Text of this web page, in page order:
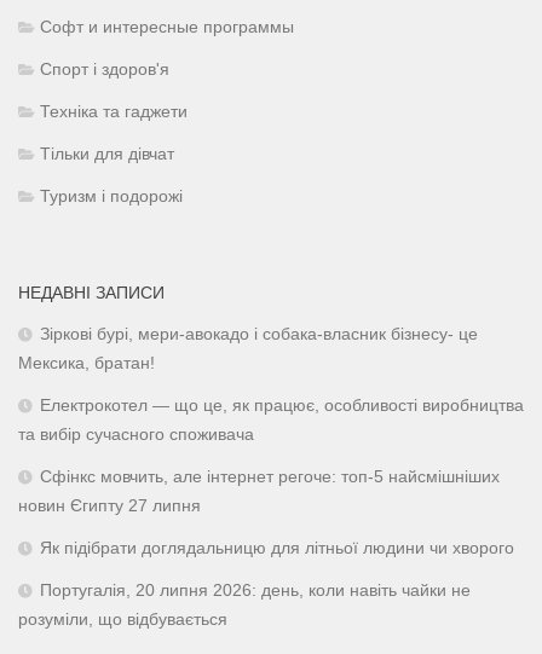
Софт и интересные программы
Спорт і здоров'я
Техніка та гаджети
Тільки для дівчат
Туризм і подорожі
НЕДАВНІ ЗАПИСИ
Зіркові бурі, мери-авокадо і собака-власник бізнесу- це
Мексика, братан!
Електрокотел — що це, як працює, особливості виробництва
та вибір сучасного споживача
Сфінкс мовчить, але інтернет регоче: топ-5 найсмішніших
новин Єгипту 27 липня
Як підібрати доглядальницю для літньої людини чи хворого
Португалія, 20 липня 2026: день, коли навіть чайки не
розуміли, що відбувається